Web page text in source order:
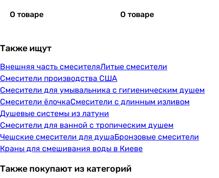
О товаре О товаре
Также ищут
Внешняя часть смесителяЛитые смесители
Смесители производства США
Смесители для умывальника с гигиеническим душем
Смесители ёлочкаСмесители с длинным изливом
Душевые системы из латуни
Смесители для ванной с тропическим душем
Чешские смесители для душаБронзовые смесители
Краны для смешивания воды в Киеве
Также покупают из категорий